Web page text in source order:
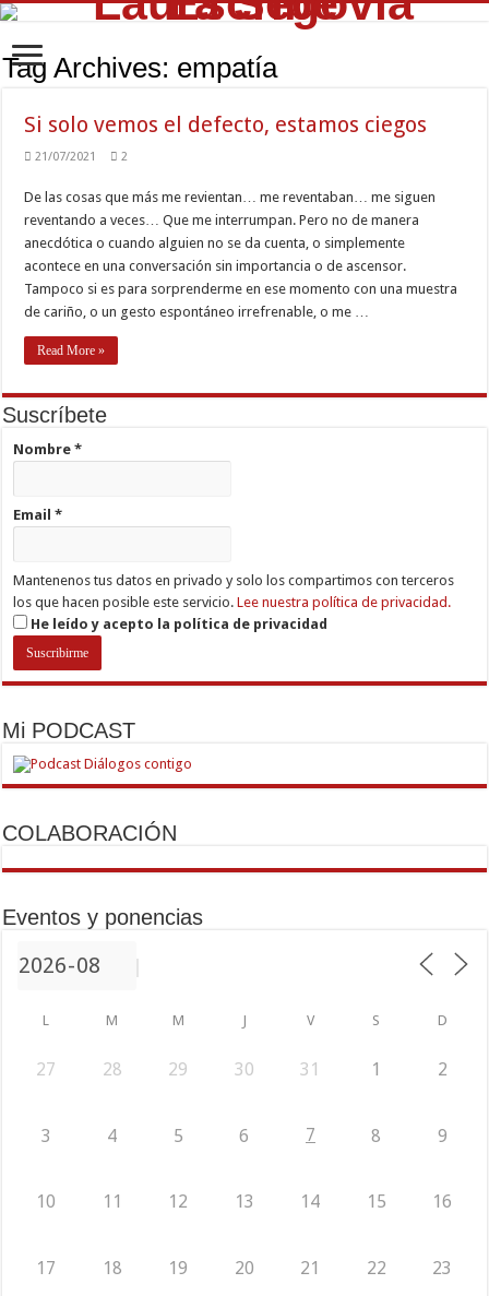
Tag Archives: empatía
Si solo vemos el defecto, estamos ciegos
21/07/2021 2
De las cosas que más me revientan… me reventaban… me siguen
reventando a veces… Que me interrumpan. Pero no de manera
anecdótica o cuando alguien no se da cuenta, o simplemente
acontece en una conversación sin importancia o de ascensor.
Tampoco si es para sorprenderme en ese momento con una muestra
de cariño, o un gesto espontáneo irrefrenable, o me …
Read More »
Suscríbete
Nombre*
Email*
Mantenenos tus datos en privado y solo los compartimos con terceros
los que hacen posible este servicio.Lee nuestra política de privacidad.
He leído y acepto la política de privacidad
Mi PODCAST
COLABORACIÓN
Eventos y ponencias
L M M J V S D
27 28 29 30 31 1 2
3 4 5 6 7 8 9
10 11 12 13 14 15 16
17 18 19 20 21 22 23